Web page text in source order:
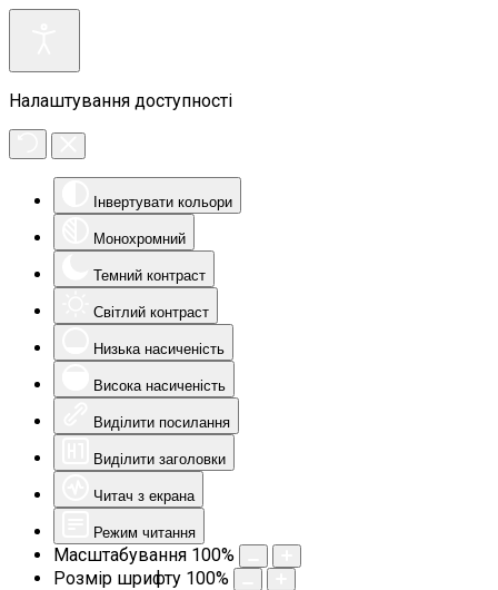
Налаштування доступності
Інвертувати кольори
Монохромний
Темний контраст
Світлий контраст
Низька насиченість
Висока насиченість
Виділити посилання
Виділити заголовки
Читач з екрана
Режим читання
Масштабування 100%
Розмір шрифту 100%